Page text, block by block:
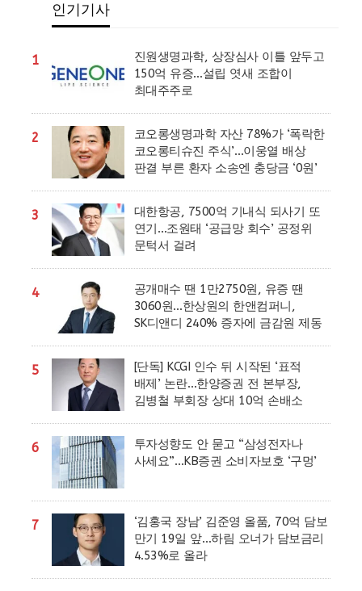
인기기사
1
진원생명과학, 상장심사 이틀 앞두고
150억 유증…설립 엿새 조합이
최대주주로
2
코오롱생명과학 자산 78%가 ‘폭락한
코오롱티슈진 주식’…이웅열 배상
판결 부른 환자 소송엔 충당금 ‘0원’
3
대한항공, 7500억 기내식 되사기 또
연기…조원태 ‘공급망 회수’ 공정위
문턱서 걸려
4
공개매수 땐 1만2750원, 유증 땐
3060원…한상원의 한앤컴퍼니,
SK디앤디 240% 증자에 금감원 제동
5
[단독] KCGI 인수 뒤 시작된 ‘표적
배제’ 논란…한양증권 전 본부장,
김병철 부회장 상대 10억 손배소
6
투자성향도 안 묻고 “삼성전자나
사세요”…KB증권 소비자보호 ‘구멍’
7
‘김홍국 장남’ 김준영 올품, 70억 담보
만기 19일 앞…하림 오너가 담보금리
4.53%로 올라